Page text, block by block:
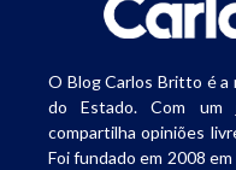
O Blog Carlos Britto é
do Estado. Com um
compartilha opiniões
Foi fundado em 2008